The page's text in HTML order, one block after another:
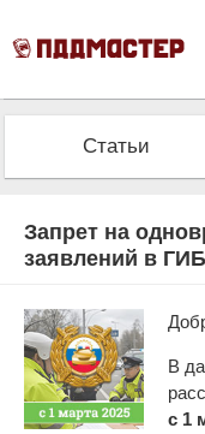
Статьи
Запрет на
заявлений в
В
с 1